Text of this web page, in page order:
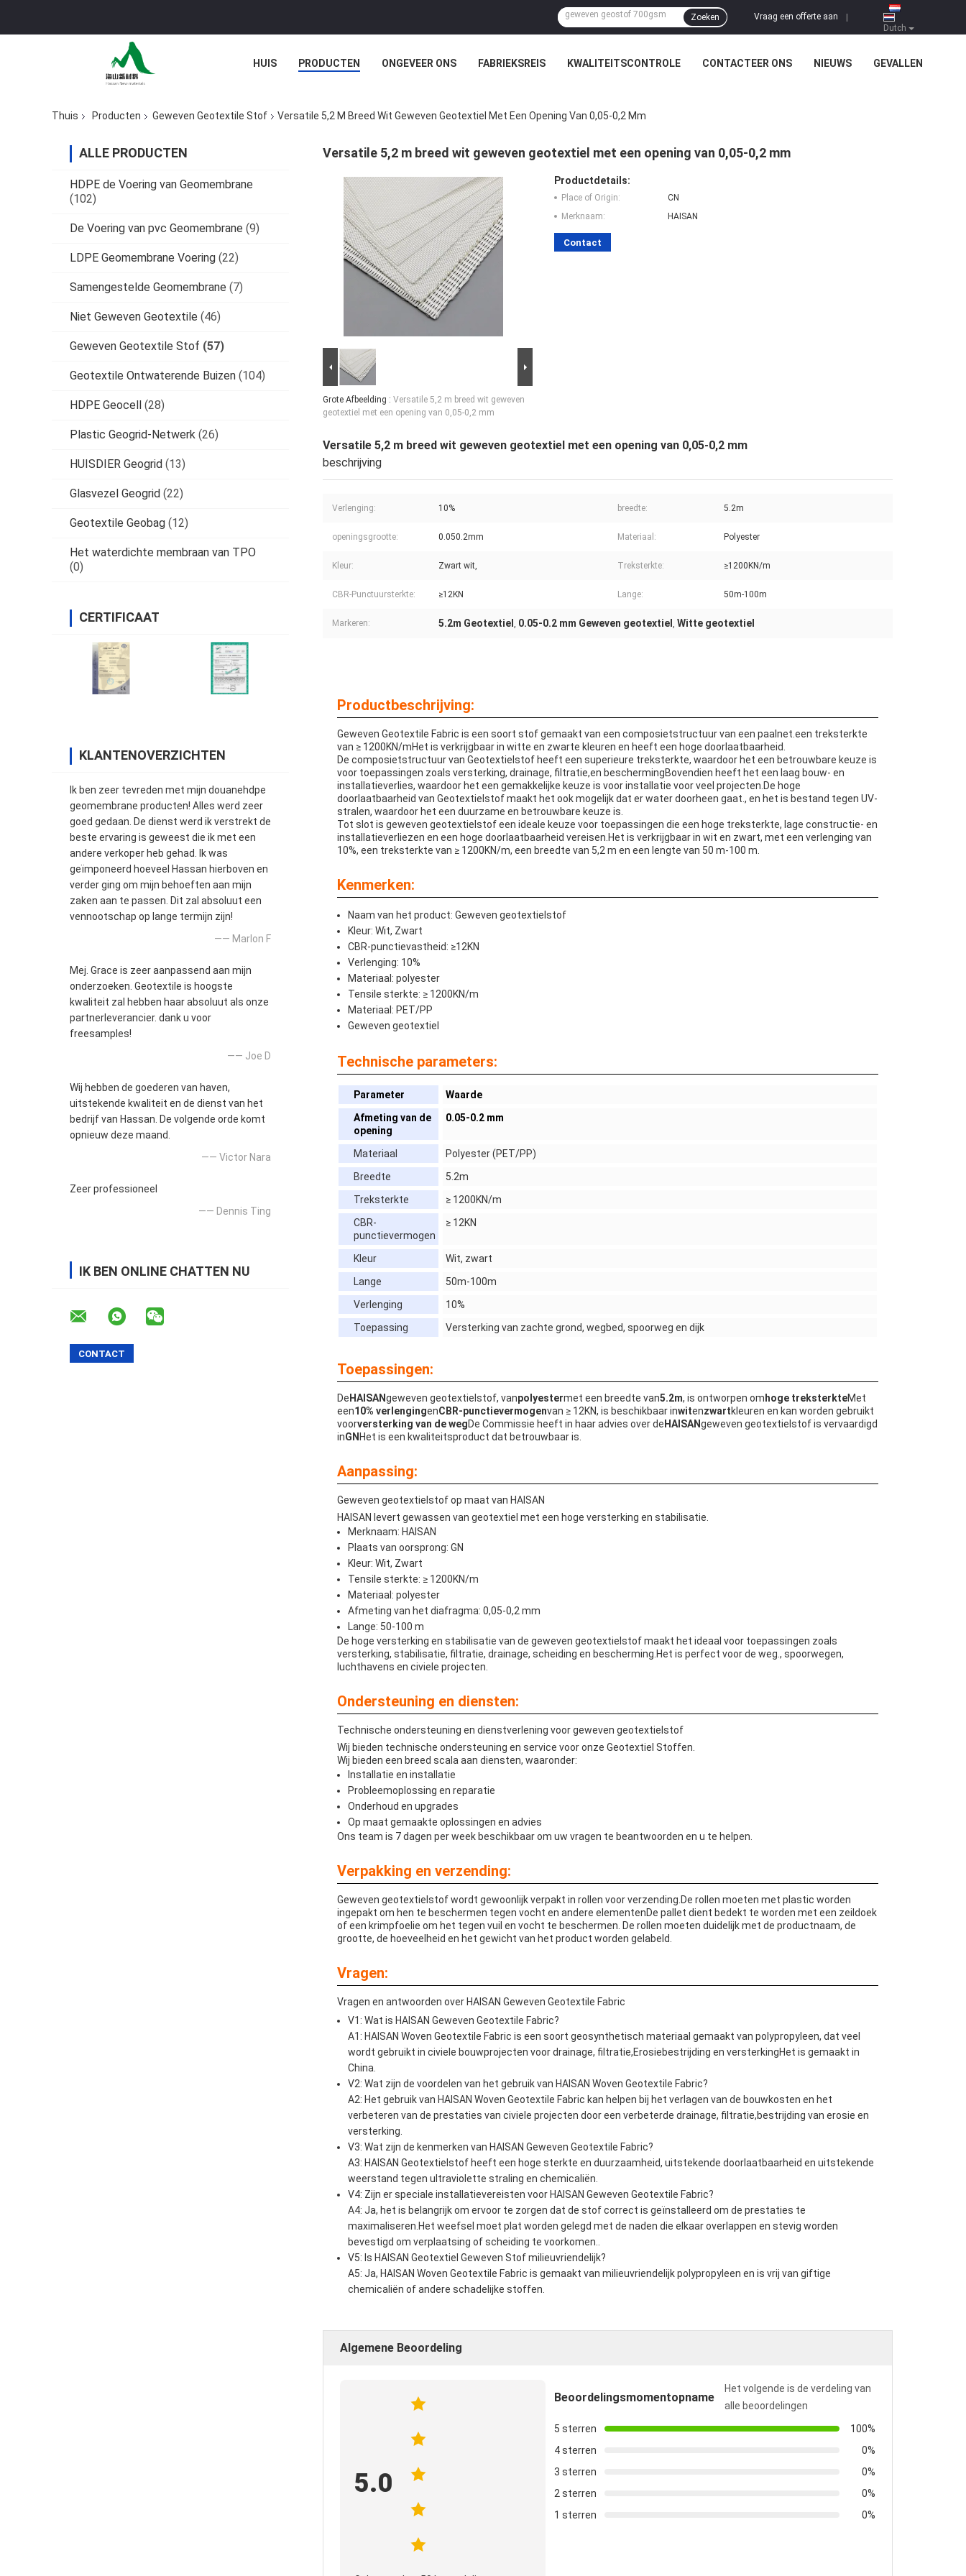
Dutch
Vraag een offerte aan
Zoeken
HUIS PRODUCTEN ONGEVEER ONS FABRIEKSREIS KWALITEITSCONTROLE CONTACTEER ONS NIEUWS GEVALLEN
Thuis Producten Geweven Geotextile Stof Versatile 5,2 M Breed Wit Geweven Geotextiel Met Een Opening Van 0,05-0,2 Mm
ALLE PRODUCTEN
HDPE de Voering van Geomembrane
(102)
De Voering van pvc Geomembrane (9)
LDPE Geomembrane Voering (22)
Samengestelde Geomembrane (7)
Niet Geweven Geotextile (46)
Geweven Geotextile Stof (57)
Geotextile Ontwaterende Buizen (104)
HDPE Geocell (28)
Plastic Geogrid-Netwerk (26)
HUISDIER Geogrid (13)
Glasvezel Geogrid (22)
Geotextile Geobag (12)
Het waterdichte membraan van TPO
(0)
CERTIFICAAT
KLANTENOVERZICHTEN
Ik ben zeer tevreden met mijn douanehdpe
geomembrane producten! Alles werd zeer
goed gedaan. De dienst werd ik verstrekt de
beste ervaring is geweest die ik met een
andere verkoper heb gehad. Ik was
geïmponeerd hoeveel Hassan hierboven en
verder ging om mijn behoeften aan mijn
zaken aan te passen. Dit zal absoluut een
vennootschap op lange termijn zijn!
—— Marlon F
Mej. Grace is zeer aanpassend aan mijn
onderzoeken. Geotextile is hoogste
kwaliteit zal hebben haar absoluut als onze
partnerleverancier. dank u voor
freesamples!
—— Joe D
Wij hebben de goederen van haven,
uitstekende kwaliteit en de dienst van het
bedrijf van Hassan. De volgende orde komt
opnieuw deze maand.
—— Victor Nara
Zeer professioneel
—— Dennis Ting
IK BEN ONLINE CHATTEN NU
Versatile 5,2 m breed wit geweven geotextiel met een opening van 0,05-0,2 mm
Grote Afbeelding : Versatile 5,2 m breed wit geweven
geotextiel met een opening van 0,05-0,2 mm
Productdetails:
Place of Origin:
CN
Merknaam:
HAISAN
Contact
Versatile 5,2 m breed wit geweven geotextiel met een opening van 0,05-0,2 mm
beschrijving
Verlenging: 10% breedte: 5.2m
openingsgrootte: 0.050.2mm Materiaal: Polyester
Kleur: Zwart wit, Treksterkte: ≥1200KN/m
CBR-Punctuursterkte: ≥12KN Lange: 50m-100m
Markeren: 5.2m Geotextiel , 0.05-0.2 mm Geweven geotextiel , Witte geotextiel
Productbeschrijving:
Geweven Geotextile Fabric is een soort stof gemaakt van een composietstructuur van een paalnet.een treksterkte
van ≥ 1200KN/mHet is verkrijgbaar in witte en zwarte kleuren en heeft een hoge doorlaatbaarheid.
De composietstructuur van Geotextielstof heeft een superieure treksterkte, waardoor het een betrouwbare keuze is
voor toepassingen zoals versterking, drainage, filtratie,en beschermingBovendien heeft het een laag bouw- en
installatieverlies, waardoor het een gemakkelijke keuze is voor installatie voor veel projecten.De hoge
doorlaatbaarheid van Geotextielstof maakt het ook mogelijk dat er water doorheen gaat., en het is bestand tegen UV-
stralen, waardoor het een duurzame en betrouwbare keuze is.
Tot slot is geweven geotextielstof een ideale keuze voor toepassingen die een hoge treksterkte, lage constructie- en
installatieverliezen en een hoge doorlaatbaarheid vereisen.Het is verkrijgbaar in wit en zwart, met een verlenging van
10%, een treksterkte van ≥ 1200KN/m, een breedte van 5,2 m en een lengte van 50 m-100 m.
Kenmerken:
Naam van het product: Geweven geotextielstof
Kleur: Wit, Zwart
CBR-punctievastheid: ≥12KN
Verlenging: 10%
Materiaal: polyester
Tensile sterkte: ≥ 1200KN/m
Materiaal: PET/PP
Geweven geotextiel
Technische parameters:
Parameter
Waarde
Afmeting van de
opening
0.05-0.2 mm
Materiaal
Polyester (PET/PP)
Breedte
5.2m
Treksterkte
≥ 1200KN/m
CBR-
punctievermogen
≥ 12KN
Kleur
Wit, zwart
Lange
50m-100m
Verlenging
10%
Toepassing
Versterking van zachte grond, wegbed, spoorweg en dijk
Toepassingen:
De HAISANgeweven geotextielstof, vanpolyestermet een breedte van5.2m, is ontworpen om hoge treksterkteMet
een10% verlengingenCBR-punctievermogenvan ≥ 12KN, is beschikbaar inwitenzwartkleuren en kan worden gebruikt
voorversterking van de wegDe Commissie heeft in haar advies over de HAISANgeweven geotextielstof is vervaardigd
inGN Het is een kwaliteitsproduct dat betrouwbaar is.
Aanpassing:
Geweven geotextielstof op maat van HAISAN
HAISAN levert gewassen van geotextiel met een hoge versterking en stabilisatie.
Merknaam: HAISAN
Plaats van oorsprong: GN
Kleur: Wit, Zwart
Tensile sterkte: ≥ 1200KN/m
Materiaal: polyester
Afmeting van het diafragma: 0,05-0,2 mm
Lange: 50-100 m
De hoge versterking en stabilisatie van de geweven geotextielstof maakt het ideaal voor toepassingen zoals
versterking, stabilisatie, filtratie, drainage, scheiding en bescherming.Het is perfect voor de weg., spoorwegen,
luchthavens en civiele projecten.
Ondersteuning en diensten:
Technische ondersteuning en dienstverlening voor geweven geotextielstof
Wij bieden technische ondersteuning en service voor onze Geotextiel Stoffen.
Wij bieden een breed scala aan diensten, waaronder:
Installatie en installatie
Probleemoplossing en reparatie
Onderhoud en upgrades
Op maat gemaakte oplossingen en advies
Ons team is 7 dagen per week beschikbaar om uw vragen te beantwoorden en u te helpen.
Verpakking en verzending:
Geweven geotextielstof wordt gewoonlijk verpakt in rollen voor verzending.De rollen moeten met plastic worden
ingepakt om hen te beschermen tegen vocht en andere elementenDe pallet dient bedekt te worden met een zeildoek
of een krimpfoelie om het tegen vuil en vocht te beschermen. De rollen moeten duidelijk met de productnaam, de
grootte, de hoeveelheid en het gewicht van het product worden gelabeld.
Vragen:
Vragen en antwoorden over HAISAN Geweven Geotextile Fabric
V1: Wat is HAISAN Geweven Geotextile Fabric?
A1: HAISAN Woven Geotextile Fabric is een soort geosynthetisch materiaal gemaakt van polypropyleen, dat veel
wordt gebruikt in civiele bouwprojecten voor drainage, filtratie,Erosiebestrijding en versterkingHet is gemaakt in
China.
V2: Wat zijn de voordelen van het gebruik van HAISAN Woven Geotextile Fabric?
A2: Het gebruik van HAISAN Woven Geotextile Fabric kan helpen bij het verlagen van de bouwkosten en het
verbeteren van de prestaties van civiele projecten door een verbeterde drainage, filtratie,bestrijding van erosie en
versterking.
V3: Wat zijn de kenmerken van HAISAN Geweven Geotextile Fabric?
A3: HAISAN Geotextielstof heeft een hoge sterkte en duurzaamheid, uitstekende doorlaatbaarheid en uitstekende
weerstand tegen ultraviolette straling en chemicaliën.
V4: Zijn er speciale installatievereisten voor HAISAN Geweven Geotextile Fabric?
A4: Ja, het is belangrijk om ervoor te zorgen dat de stof correct is geïnstalleerd om de prestaties te
maximaliseren.Het weefsel moet plat worden gelegd met de naden die elkaar overlappen en stevig worden
bevestigd om verplaatsing of scheiding te voorkomen..
V5: Is HAISAN Geotextiel Geweven Stof milieuvriendelijk?
A5: Ja, HAISAN Woven Geotextile Fabric is gemaakt van milieuvriendelijk polypropyleen en is vrij van giftige
chemicaliën of andere schadelijke stoffen.
Algemene Beoordeling
5.0
Beoordelingsmomentopname
Het volgende is de verdeling van
alle beoordelingen
5 sterren
100%
4 sterren
0%
3 sterren
0%
2 sterren
0%
1 sterren
0%